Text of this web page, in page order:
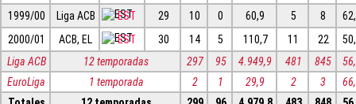
1999/00
Liga ACB EST 29 10 0 60,9 5 8
2000/01
ACB, EL EST 30 14 5 110,7 11 22
Liga ACB
12 temporadas 297 95 4.949,9 481 845
EuroLiga
1 temporada 2 1 29,9 2 3